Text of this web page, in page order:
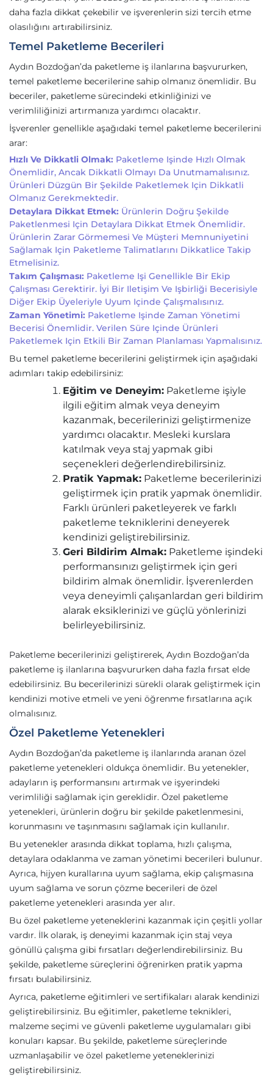
daha fazla dikkat çekebilir ve işverenlerin sizi tercih etme
olasılığını artırabilirsiniz.
Temel Paketleme Becerileri
Aydın Bozdoğan’da paketleme iş ilanlarına başvururken,
temel paketleme becerilerine sahip olmanız önemlidir. Bu
beceriler, paketleme sürecindeki etkinliğinizi ve
verimliliğinizi artırmanıza yardımcı olacaktır.
İşverenler genellikle aşağıdaki temel paketleme becerilerini
arar:
Hızlı Ve Dikkatli Olmak: Paketleme Işinde Hızlı Olmak
Önemlidir, Ancak Dikkatli Olmayı Da Unutmamalısınız.
Ürünleri Düzgün Bir Şekilde Paketlemek Için Dikkatli
Olmanız Gerekmektedir.
Detaylara Dikkat Etmek: Ürünlerin Doğru Şekilde
Paketlenmesi Için Detaylara Dikkat Etmek Önemlidir.
Ürünlerin Zarar Görmemesi Ve Müşteri Memnuniyetini
Sağlamak Için Paketleme Talimatlarını Dikkatlice Takip
Etmelisiniz.
Takım Çalışması: Paketleme Işi Genellikle Bir Ekip
Çalışması Gerektirir. İyi Bir Iletişim Ve Işbirliği Becerisiyle
Diğer Ekip Üyeleriyle Uyum Içinde Çalışmalısınız.
Zaman Yönetimi: Paketleme Işinde Zaman Yönetimi
Becerisi Önemlidir. Verilen Süre Içinde Ürünleri
Paketlemek Için Etkili Bir Zaman Planlaması Yapmalısınız.
Bu temel paketleme becerilerini geliştirmek için aşağıdaki
adımları takip edebilirsiniz:
Eğitim ve Deneyim: Paketleme işiyle
ilgili eğitim almak veya deneyim
kazanmak, becerilerinizi geliştirmenize
yardımcı olacaktır. Mesleki kurslara
katılmak veya staj yapmak gibi
seçenekleri değerlendirebilirsiniz.
Pratik Yapmak: Paketleme becerilerinizi
geliştirmek için pratik yapmak önemlidir.
Farklı ürünleri paketleyerek ve farklı
paketleme tekniklerini deneyerek
kendinizi geliştirebilirsiniz.
Geri Bildirim Almak: Paketleme işindeki
performansınızı geliştirmek için geri
bildirim almak önemlidir. İşverenlerden
veya deneyimli çalışanlardan geri bildirim
alarak eksiklerinizi ve güçlü yönlerinizi
belirleyebilirsiniz.
Paketleme becerilerinizi geliştirerek, Aydın Bozdoğan’da
paketleme iş ilanlarına başvururken daha fazla fırsat elde
edebilirsiniz. Bu becerilerinizi sürekli olarak geliştirmek için
kendinizi motive etmeli ve yeni öğrenme fırsatlarına açık
olmalısınız.
Özel Paketleme Yetenekleri
Aydın Bozdoğan’da paketleme iş ilanlarında aranan özel
paketleme yetenekleri oldukça önemlidir. Bu yetenekler,
adayların iş performansını artırmak ve işyerindeki
verimliliği sağlamak için gereklidir. Özel paketleme
yetenekleri, ürünlerin doğru bir şekilde paketlenmesini,
korunmasını ve taşınmasını sağlamak için kullanılır.
Bu yetenekler arasında dikkat toplama, hızlı çalışma,
detaylara odaklanma ve zaman yönetimi becerileri bulunur.
Ayrıca, hijyen kurallarına uyum sağlama, ekip çalışmasına
uyum sağlama ve sorun çözme becerileri de özel
paketleme yetenekleri arasında yer alır.
Bu özel paketleme yeteneklerini kazanmak için çeşitli yollar
vardır. İlk olarak, iş deneyimi kazanmak için staj veya
gönüllü çalışma gibi fırsatları değerlendirebilirsiniz. Bu
şekilde, paketleme süreçlerini öğrenirken pratik yapma
fırsatı bulabilirsiniz.
Ayrıca, paketleme eğitimleri ve sertifikaları alarak kendinizi
geliştirebilirsiniz. Bu eğitimler, paketleme teknikleri,
malzeme seçimi ve güvenli paketleme uygulamaları gibi
konuları kapsar. Bu şekilde, paketleme süreçlerinde
uzmanlaşabilir ve özel paketleme yeteneklerinizi
geliştirebilirsiniz.